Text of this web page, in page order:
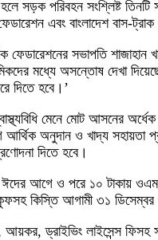
সড়ক পরিবহন সংশ্লিষ্ট
এবং বাংলাদেশ বাস-
ফেডারেশনের সভাপতি
মধ্যে অসন্তোষ দেখা
দিতে হবে।’
মেনে মোট আসনের
অনুদান ও খাদ্য সহায়তা
দিতে হবে।
ঈদের আগে ও পরে ১০ টাকায়
কিস্তি আগামী ৩১
আয়কর, ড্রাইভিং লাইসেন্স